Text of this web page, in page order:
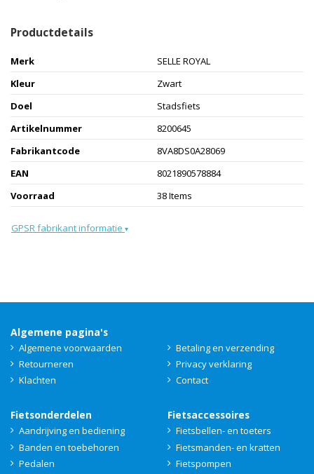
Productdetails
Merk
SELLE ROYAL
Kleur
Zwart
Doel
Stadsfiets
Artikelnummer
8200645
Fabrikantcode
8VA8DS0A28069
EAN
8021890578884
Voorraad
38 Items
GPSR fabrikant informatie ▾
Algemene pagina's
Algemene voorwaarden
Betaling en verzending
Retourneren
Privacy verklaring
Klachten
Contact
Fietsonderdelen
Aandrijving en bediening
Banden en toebehoren
Pedalen
Fietsaccessoires
Fietsbellen- en toeters
Fietsmanden- en kratten
Fietspompen